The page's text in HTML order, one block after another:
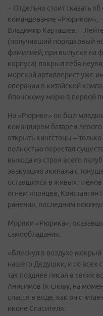
– Отдельно стоит сказать
командование «Рюриком»,
Владимир Карташев. –
(получивший порядковый
фамилией, при выпуске на
корпуса) покрыл себя
морской артиллерист уже
операции в китайской
Японскому морю в первой
На «Рюрике» он был
командиром батареи
открыть кингстоны –
полностью перестал
выхода из строя всего
эвакуацию экипажа с
оставшихся в живых
огнем японцев, Константин
ранения, последним
Моряки «Рюрика»,
самообладания.
«Блеснул в воздухе мокрый
нашего Дедушки, и со всех
так позднее писал в своих
Анисимов (к слову, на
спасся в воде, как он
иконе Спасителя.